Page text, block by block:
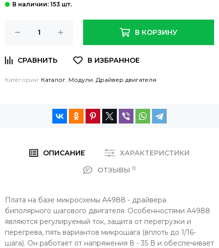
: 153 шт.
В КОРЗИНУ
Категории: Каталог, Модули, Драйвер двигателя
ОПИСАНИЕ
ХАРАКТЕРИСТИКИ
ОТЗЫВЫ 0
Плата на базе микросхемы A4988 - драйвера
биполярного шагового двигателя. Особенностями A4988
являются регулируемый ток, защита от перегрузки и
перегрева, пять вариантов микрошага (вплоть до 1/16-
шага). Он работает от напряжения 8 - 35 В и обеспечивает